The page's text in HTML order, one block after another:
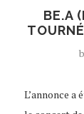
BE.A
L’annonce a